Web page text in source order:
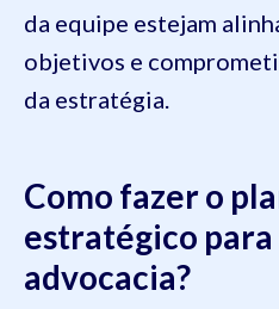
da equipe estejam
objetivos e
da estratégia.
Como fazer o
estratégico
advocacia?